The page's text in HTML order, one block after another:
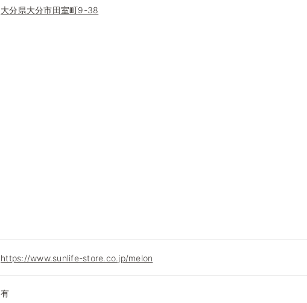
大分県大分市田室町9-38
https://www.sunlife-store.co.jp/melon
有